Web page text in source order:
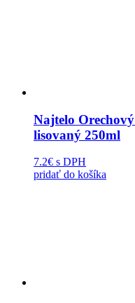
Najtelo
lisovaný 250ml
7.2€ s DPH
pridať do košíka